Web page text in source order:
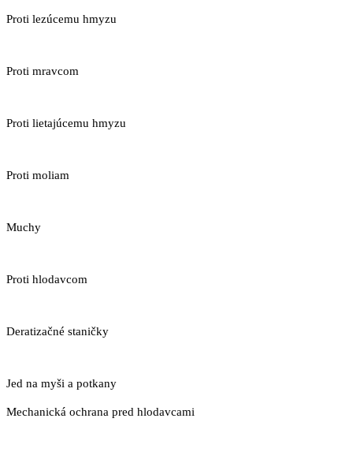
Proti lezúcemu hmyzu
Proti mravcom
Proti lietajúcemu hmyzu
Proti moliam
Muchy
Proti hlodavcom
Deratizačné staničky
Jed na myši a potkany
Mechanická ochrana pred hlodavcami